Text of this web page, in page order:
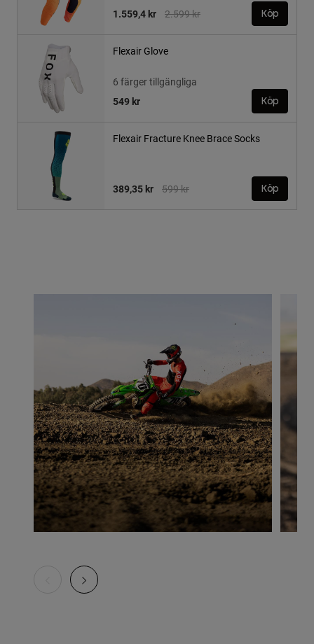
Price reduced from
2.599 krto
1.559,4 kr Köp
Flexair Glove
6 färger tillgängliga
549 kr
Köp
Flexair Fracture Knee Brace Socks
Price reduced from
599 krto
389,35 kr Köp